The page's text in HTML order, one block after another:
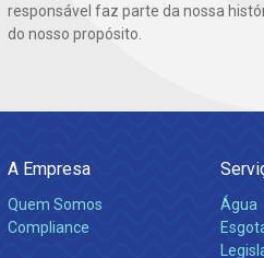
responsável faz parte da nossa
do nosso propósito.
A Empresa
Quem Somos
Compliance
Água